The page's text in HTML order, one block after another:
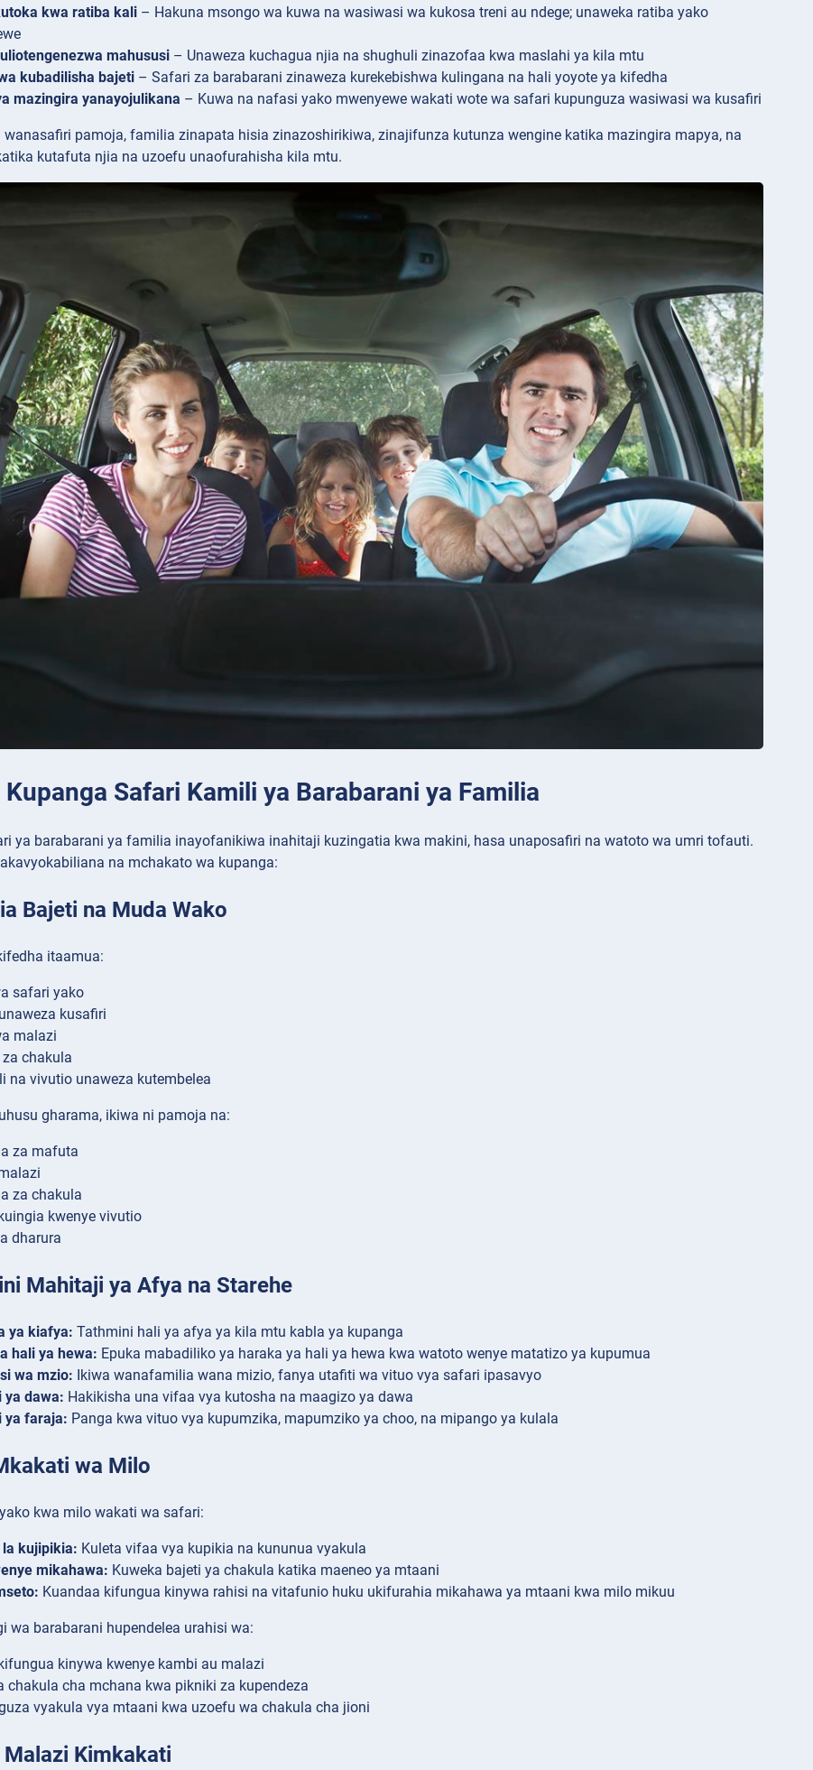
kwa ratiba kali – Hakuna msongo wa kuwa na wasiwasi wa kukosa treni au ndege; unaweka ratiba yako
mahususi – Unaweza kuchagua njia na shughuli zinazofaa kwa maslahi ya kila mtu
kubadilisha bajeti – Safari za barabarani zinaweza kurekebishwa kulingana na hali yoyote ya kifedha
mazingira yanayojulikana – Kuwa na nafasi yako mwenyewe wakati wote wa safari kupunguza wasiwasi wa kusafiri
wanasafiri pamoja, familia zinapata hisia zinazoshirikiwa, zinajifunza kutunza wengine katika mazingira mapya, na
kutafuta njia na uzoefu unaofurahisha kila mtu.
Safari Kamili ya Barabarani ya Familia
ya barabarani ya familia inayofanikiwa inahitaji kuzingatia kwa makini, hasa unaposafiri na watoto wa umri tofauti.
na mchakato wa kupanga:
Bajeti na Muda Wako
itaamua:
safari yako
kusafiri
malazi
chakula
na vivutio unaweza kutembelea
gharama, ikiwa ni pamoja na:
za mafuta
za chakula
kwenye vivutio
dharura
Mahitaji ya Afya na Starehe
ya kiafya: Tathmini hali ya afya ya kila mtu kabla ya kupanga
hali ya hewa: Epuka mabadiliko ya haraka ya hali ya hewa kwa watoto wenye matatizo ya kupumua
wa mzio: Ikiwa wanafamilia wana mizio, fanya utafiti wa vituo vya safari ipasavyo
ya dawa: Hakikisha una vifaa vya kutosha na maagizo ya dawa
ya faraja: Panga kwa vituo vya kupumzika, mapumziko ya choo, na mipango ya kulala
wa Milo
kwa milo wakati wa safari:
la kujipikia: Kuleta vifaa vya kupikia na kununua vyakula
mikahawa: Kuweka bajeti ya chakula katika maeneo ya mtaani
Kuandaa kifungua kinywa rahisi na vitafunio huku ukifurahia mikahawa ya mtaani kwa milo mikuu
wa barabarani hupendelea urahisi wa:
kinywa kwenye kambi au malazi
chakula cha mchana kwa pikniki za kupendeza
vyakula vya mtaani kwa uzoefu wa chakula cha jioni
Malazi Kimkakati